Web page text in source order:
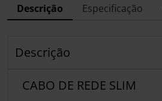
Descrição Especificação
Descrição
CABO DE REDE SLIM